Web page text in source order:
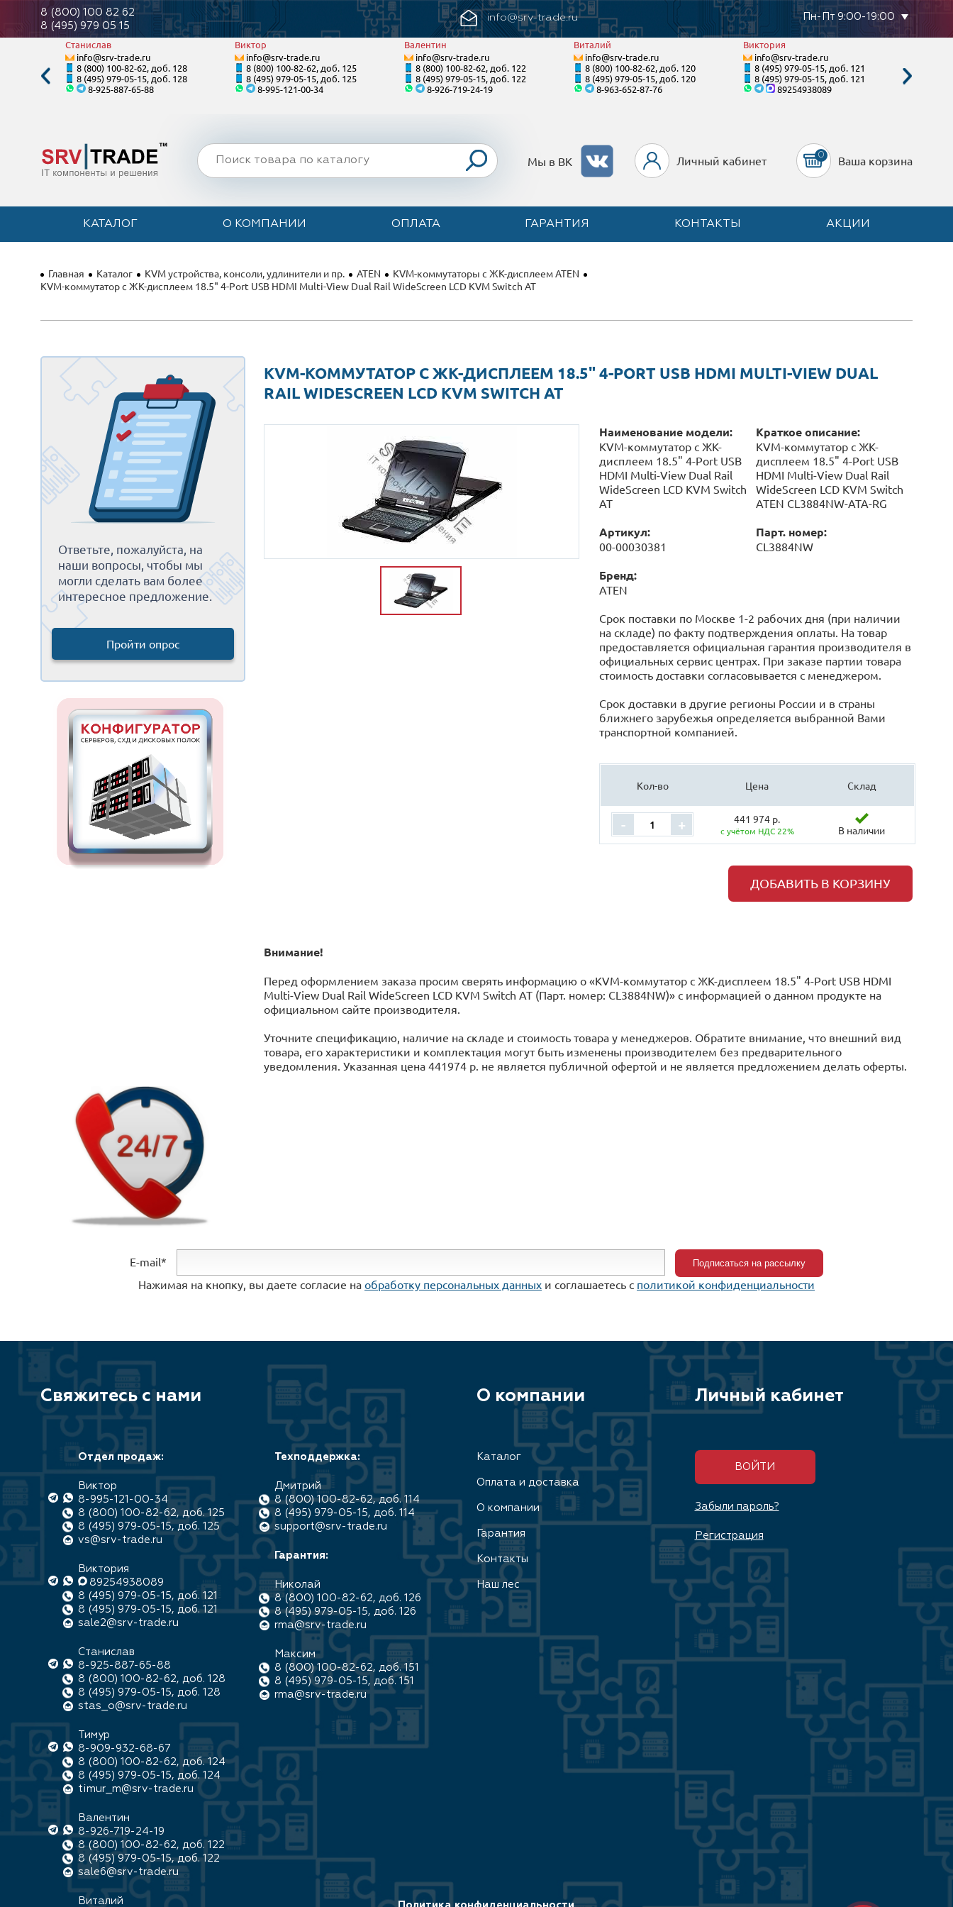
8 (800) 100 82 62
8 (495) 979 05 15
info@srv-trade.ru Пн-Пт 9:00-19:00
Станислав
info@srv-trade.ru
8 (800) 100-82-62, доб. 128
8 (495) 979-05-15, доб. 128
8-925-887-65-88
Виктор
info@srv-trade.ru
8 (800) 100-82-62, доб. 125
8 (495) 979-05-15, доб. 125
8-995-121-00-34
Валентин
info@srv-trade.ru
8 (800) 100-82-62, доб. 122
8 (495) 979-05-15, доб. 122
8-926-719-24-19
Виталий
info@srv-trade.ru
8 (800) 100-82-62, доб. 120
8 (495) 979-05-15, доб. 120
8-963-652-87-76
Виктория
info@srv-trade.ru
8 (495) 979-05-15, доб. 121
8 (495) 979-05-15, доб. 121
89254938089
КАТАЛОГ О КОМПАНИИ ОПЛАТА ГАРАНТИЯ КОНТАКТЫ АКЦИИ
Мы в ВК Личный кабинет 0 Ваша корзина
Главная Каталог KVM устройства, консоли, удлинители и пр. ATEN
KVM-коммутаторы с ЖК-дисплеем ATEN
KVM-коммутатор с ЖК-дисплеем 18.5" 4-Port USB HDMI Multi-View Dual Rail WideScreen LCD KVM Switch AT
Ответьте, пожалуйста, на
наши вопросы, чтобы мы
могли сделать вам более
интересное предложение.
Пройти опрос
KVM-КОММУТАТОР С ЖК-ДИСПЛЕЕМ 18.5" 4-PORT USB HDMI MULTI-VIEW DUAL
RAIL WIDESCREEN LCD KVM SWITCH AT
Наименование модели:
KVM-коммутатор с ЖК-
дисплеем 18.5" 4-Port USB
HDMI Multi-View Dual Rail
WideScreen LCD KVM Switch
AT
Краткое описание:
KVM-коммутатор с ЖК-
дисплеем 18.5" 4-Port USB
HDMI Multi-View Dual Rail
WideScreen LCD KVM Switch
ATEN CL3884NW-ATA-RG
Артикул:
00-00030381
Парт. номер:
CL3884NW
Бренд:
ATEN
Срок поставки по Москве 1-2 рабочих дня (при наличии
на складе) по факту подтверждения оплаты. На товар
предоставляется официальная гарантия производителя в
официальных сервис центрах. При заказе партии товара
стоимость доставки согласовывается с менеджером.
Срок доставки в другие регионы России и в страны
ближнего зарубежья определяется выбранной Вами
транспортной компанией.
Кол-во Цена Склад
- + 441 974 р.
с учётом НДС 22% В наличии
ДОБАВИТЬ В КОРЗИНУ
Внимание!
Перед оформлением заказа просим сверять информацию о «KVM-коммутатор с ЖК-дисплеем 18.5" 4-Port USB HDMI
Multi-View Dual Rail WideScreen LCD KVM Switch AT (Парт. номер: CL3884NW)» с информацией o данном продукте на
официальном сайте производителя.
Уточните спецификацию, наличие на складе и стоимость товара у менеджеров. Обратите внимание, что внешний вид
товара, его характеристики и комплектация могут быть изменены производителем без предварительного
уведомления. Указанная цена 441974 р. не является публичной офертой и не является предложением делать оферты.
E-mail*
Нажимая на кнопку, вы даете согласие на обработку персональных данных и соглашаетесь c политикой конфиденциальности
Свяжитесь с нами
Отдел продаж:
Виктор
8-995-121-00-34
8 (800) 100-82-62, доб. 125
8 (495) 979-05-15, доб. 125
vs@srv-trade.ru
Виктория
89254938089
8 (495) 979-05-15, доб. 121
8 (495) 979-05-15, доб. 121
sale2@srv-trade.ru
Станислав
8-925-887-65-88
8 (800) 100-82-62, доб. 128
8 (495) 979-05-15, доб. 128
stas_o@srv-trade.ru
Тимур
8-909-932-68-67
8 (800) 100-82-62, доб. 124
8 (495) 979-05-15, доб. 124
timur_m@srv-trade.ru
Валентин
8-926-719-24-19
8 (800) 100-82-62, доб. 122
8 (495) 979-05-15, доб. 122
sale6@srv-trade.ru
Виталий
Техподдержка:
Дмитрий
8 (800) 100-82-62, доб. 114
8 (495) 979-05-15, доб. 114
support@srv-trade.ru
Гарантия:
Николай
8 (800) 100-82-62, доб. 126
8 (495) 979-05-15, доб. 126
rma@srv-trade.ru
Максим
8 (800) 100-82-62, доб. 151
8 (495) 979-05-15, доб. 151
rma@srv-trade.ru
О компании
Каталог
Оплата и доставка
О компании
Гарантия
Контакты
Наш лес
Личный кабинет
ВОЙТИ
Забыли пароль?
Регистрация